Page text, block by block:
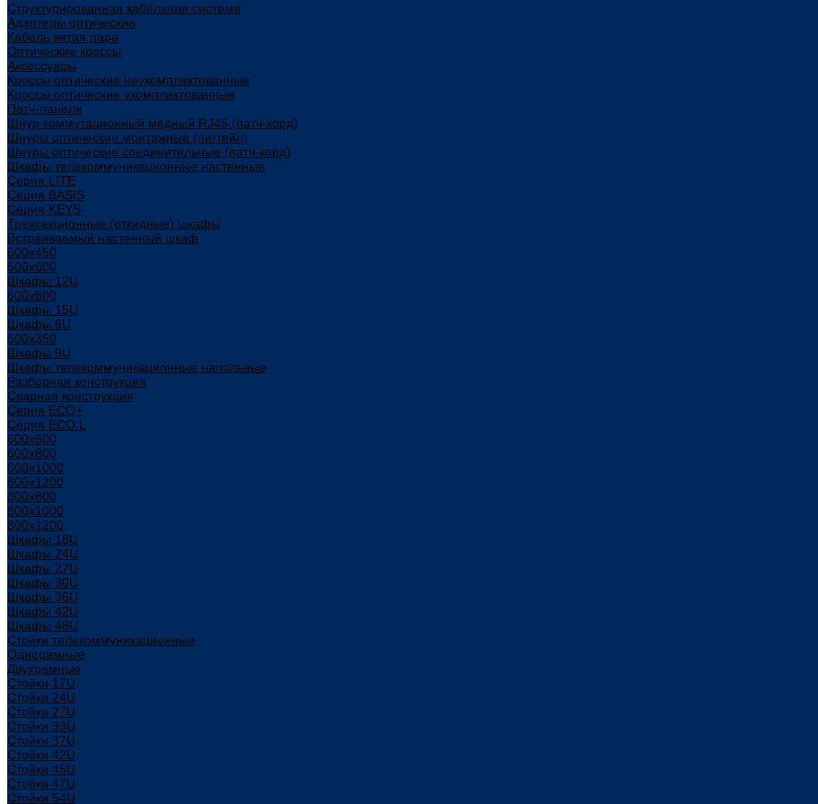
Структурированная кабельная система
Адаптеры оптические
Кабель витая пара
Оптические кроссы
Аксессуары
Кроссы оптические неукомплектованные
Кроссы оптические укомплектованные
Патч-панели
Шнур коммутационный медный RJ45 (патч-корд)
Шнуры оптические монтажные (пигтейл)
Шнуры оптические соединительные (патч-корд)
Шкафы телекоммуникационные настенные
Cерия LITE
Cерия BASIS
Cерия KEYS
Трехсекционные (откидные) шкафы
Встраиваемый настенный шкаф
600x450
600x600
Шкафы 12U
600x600
Шкафы 15U
Шкафы 6U
600x350
Шкафы 9U
Шкафы телекоммуникационные напольные
Разборная конструкция
Сварная конструкция
Серия ECO+
Серия ECO L
600x600
600x800
600х1000
600х1200
800x800
800х1000
800х1200
Шкафы 18U
Шкафы 24U
Шкафы 27U
Шкафы 30U
Шкафы 36U
Шкафы 42U
Шкафы 48U
Стойки телекоммуникационные
Однорамные
Двухрамные
Стойки 17U
Стойки 24U
Стойки 27U
Стойки 33U
Стойки 37U
Стойки 42U
Стойки 45U
Стойки 47U
Стойки 54U